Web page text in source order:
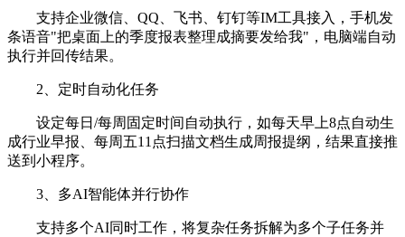
支持企业微信、QQ、飞书、钉钉等IM工具接入，手机发
条语音"把桌面上的季度报表整理成摘要发给我"，电脑端自动
执行并回传结果。
2、定时自动化任务
设定每日/每周固定时间自动执行，如每天早上8点自动生
成行业早报、每周五11点扫描文档生成周报提纲，结果直接推
送到小程序。
3、多AI智能体并行协作
支持多个AI同时工作，将复杂任务拆解为多个子任务并